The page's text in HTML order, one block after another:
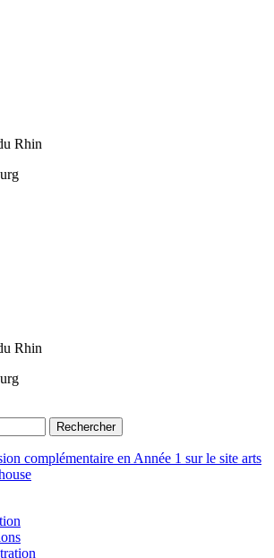
Rhin
Rhin
complémentaire en Année 1 sur le site arts